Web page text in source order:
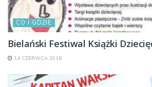
CO I GDZIE
Bielański Festiwal Książki
14 CZERWCA 2016